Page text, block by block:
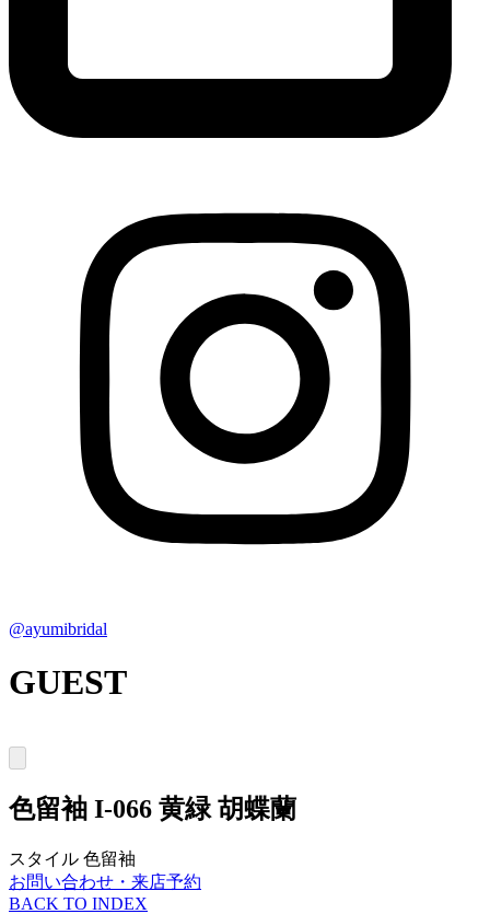
@ayumibridal
GUEST
色留袖 I-066 黄緑 胡蝶蘭
スタイル 色留袖
お問い合わせ・来店予約
BACK TO INDEX